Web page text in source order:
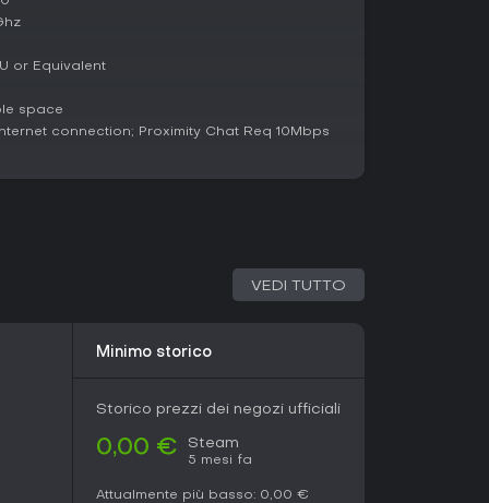
in multiplayer vivaci con voice chat e oltre 60
titolo offre rigiocabilità infinita a costo zero. I
incostanti, ma con amici in partite
e alleanze esplode al massimo.
or Equivalent
space
connection; Proximity Chat Req 10Mbps
VEDI TUTTO
Minimo storico
Storico prezzi dei negozi ufficiali
0,00 € Steam
5 mesi fa
Attualmente più basso: 0,00 €